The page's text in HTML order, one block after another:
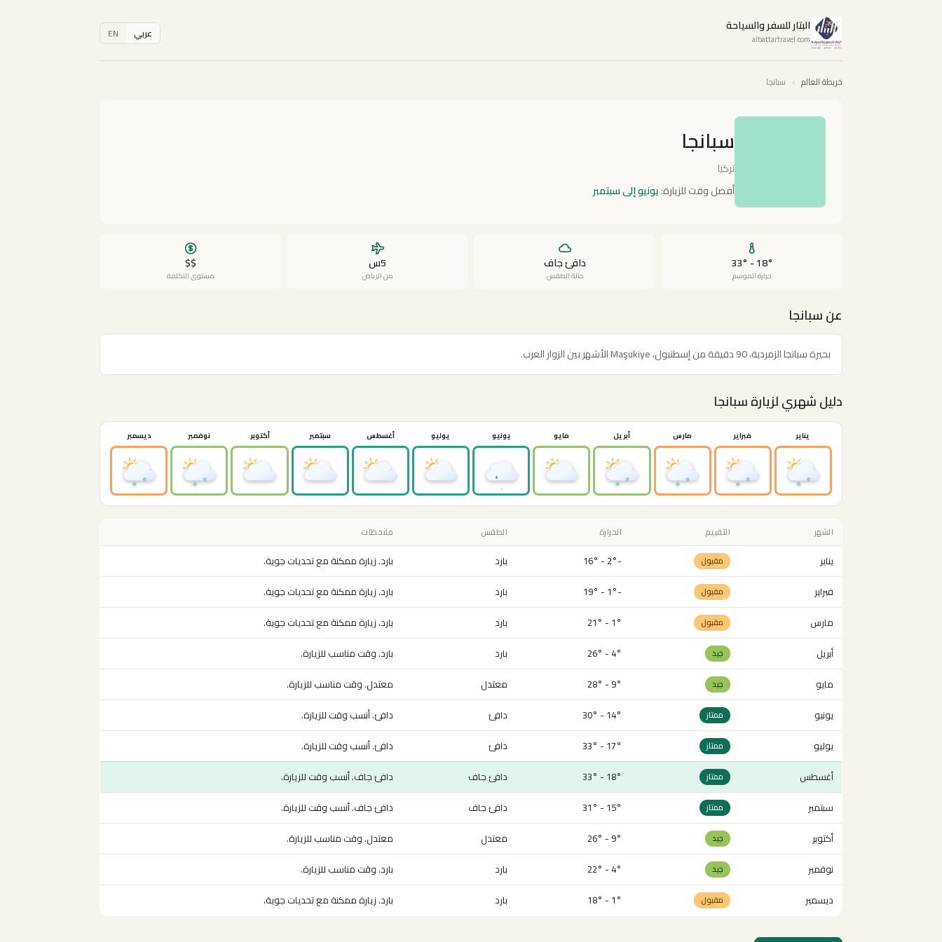
البتار للسفر والسياحة
albattartravel.com عربي EN
خريطة العالم › سبانجا
سبانجا
تركيا
أفضل وقت للزيارة:يونيو إلى سبتمبر
18° - 33°
حرارة الموسم
دافئ جاف
حالة الطقس
5س
من الرياض
$$
مستوى التكلفة
عن سبانجا
بحيرة سبانجا الزمردية، 90 دقيقة من إسطنبول، Maşukiye الأشهر بين الزوار العرب.
دليل شهري لزيارة سبانجا
يناير فبراير مارس أبريل مايو يونيو يوليو أغسطس سبتمبر أكتوبر نوفمبر ديسمبر
الشهر التقييم الحرارة الطقس ملاحظات
يناير مقبول -2° - 16° بارد
بارد. زيارة ممكنة مع تحديات جوية.
فبراير
مقبول -1° - 19° بارد
بارد. زيارة ممكنة مع تحديات جوية.
مارس
مقبول 1° - 21° بارد
بارد. زيارة ممكنة مع تحديات جوية.
أبريل
جيد 4° - 26° بارد
بارد. وقت مناسب للزيارة.
مايو
جيد 9° - 28° معتدل
معتدل. وقت مناسب للزيارة.
يونيو
ممتاز 14° - 30° دافئ
دافئ. أنسب وقت للزيارة.
يوليو
ممتاز 17° - 33° دافئ
دافئ. أنسب وقت للزيارة.
أغسطس
ممتاز 18° - 33° دافئ جاف
دافئ جاف. أنسب وقت للزيارة.
سبتمبر
ممتاز 15° - 31° دافئ جاف
دافئ جاف. أنسب وقت للزيارة.
أكتوبر
جيد 9° - 26° معتدل
معتدل. وقت مناسب للزيارة.
نوفمبر
جيد 4° - 22° بارد
بارد. وقت مناسب للزيارة.
ديسمبر
مقبول 1° - 18° بارد بارد. زيارة ممكنة مع تحديات جوية.